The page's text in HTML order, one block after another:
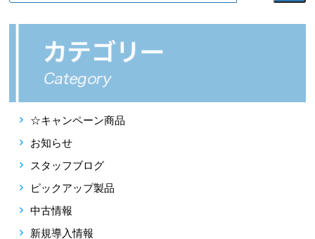
☆キャンペーン商品
お知らせ
スタッフブログ
ピックアップ製品
中古情報
新規導入情報